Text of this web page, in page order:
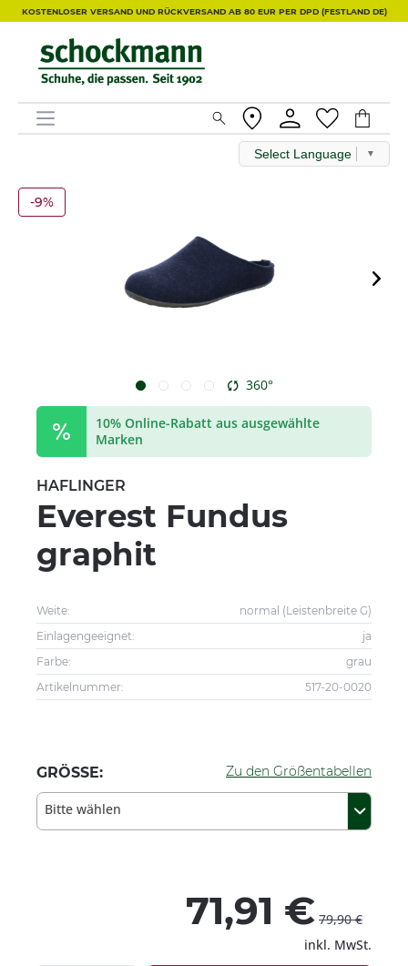
KOSTENLOSER VERSAND UND RÜCKVERSAND AB 80 EUR PER DPD (FESTLAND DE)
Select Language ▼
-9%
360°
10% Online-Rabatt aus ausgewählte
Marken
HAFLINGER
Everest Fundus
graphit
Weite:
normal (Leistenbreite G)
Einlagengeeignet:
ja
Farbe:
grau
Artikelnummer:
517-20-0020
GRÖSSE: Zu den Größentabellen
Bitte wählen
71,91 € 79,90 €
inkl. MwSt.